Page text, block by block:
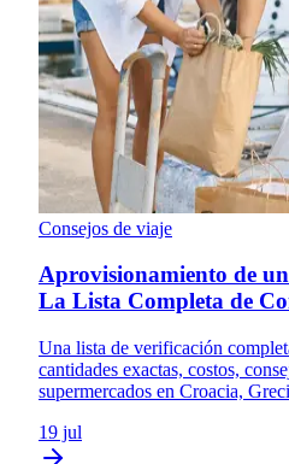
Consejos de viaje
Aprovisionamiento de
La Lista Completa de
Una lista de verificación
cantidades exactas, costos,
supermercados en Croacia,
19 jul